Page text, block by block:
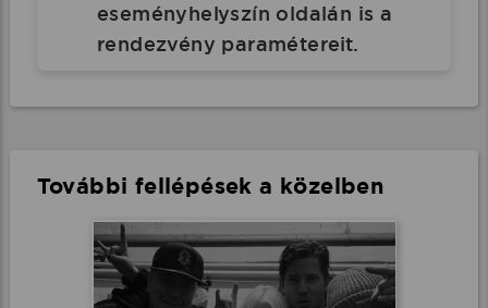
eseményhelyszín oldalán is a
rendezvény paramétereit.
További fellépések a közelben